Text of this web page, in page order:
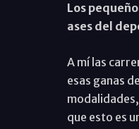
Los
ases del
A mí las
esas ganas
que esto es